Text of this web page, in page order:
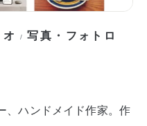
/写真・フォトロ
、ハンドメイド作家。作